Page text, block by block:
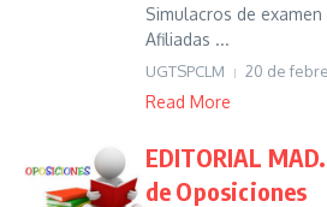
Simulacros de examen
Afiliadas ...
UGTSPCLM 20 de
Read More
EDITORIAL
de Oposiciones